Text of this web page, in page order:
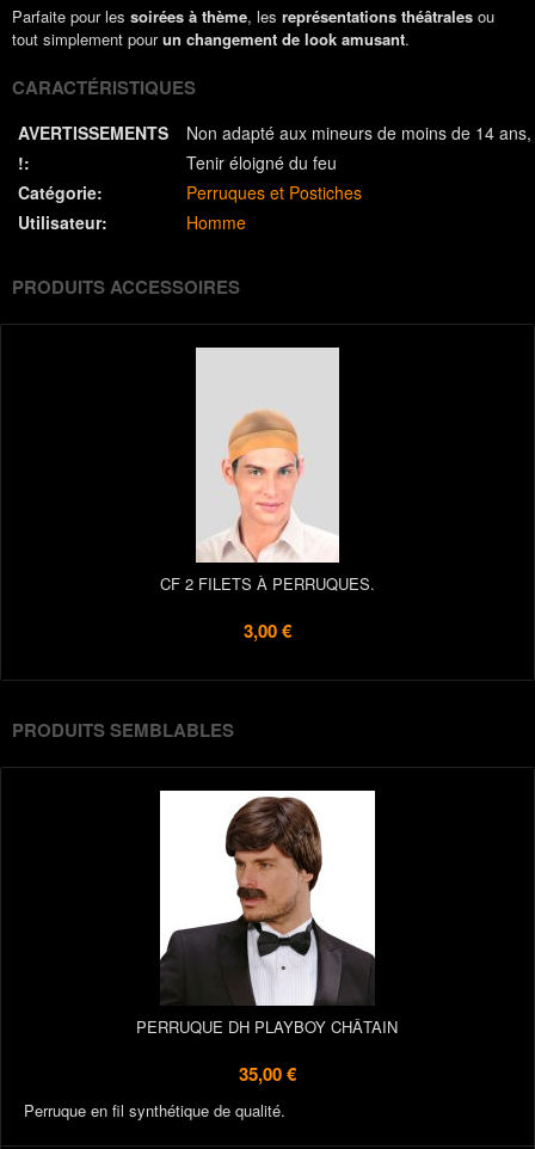
Parfaite pour les soirées à thème, les représentations théâtrales ou
tout simplement pourun changement de look amusant.
CARACTÉRISTIQUES
AVERTISSEMENTS
!:
Non adapté aux mineurs de moins de 14 ans
Tenir éloigné du feu
Catégorie:
Perruques et Postiches
Utilisateur:
Homme
PRODUITS ACCESSOIRES
CF 2 FILETS À PERRUQUES.
3,00 €
PRODUITS SEMBLABLES
PERRUQUE DH PLAYBOY CHÂTAIN
35,00 €
Perruque en fil synthétique de qualité.